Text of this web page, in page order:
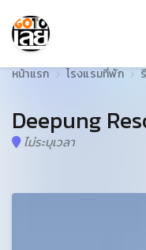
หน้าแรก โรงแรมที่พัก
Deepung
ไม่ระบุเวลา